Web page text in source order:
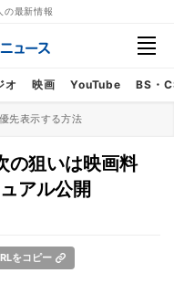
の最新情報
オ 映画 YouTube BS・
先表示する方法
の狙いは映画料
アル公開
をコピー